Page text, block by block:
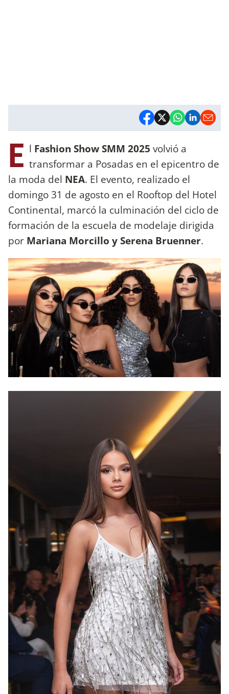
E l Fashion Show SMM 2025 volvió a
transformar a Posadas en el epicentro de
la moda del NEA. El evento, realizado el
domingo 31 de agosto en el Rooftop del Hotel
Continental, marcó la culminación del ciclo de
formación de la escuela de modelaje dirigida
por Mariana Morcillo y Serena Bruenner.